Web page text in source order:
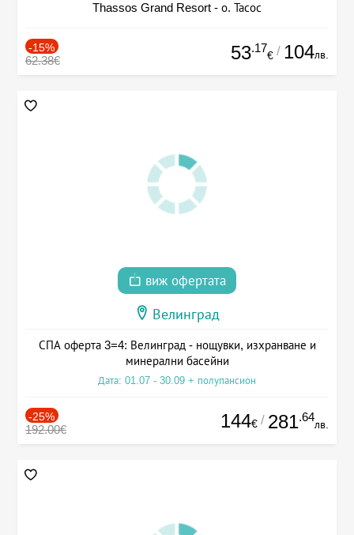
Thassos Grand Resort - о. Тасос
-15%
62.38€ 53.17
€ / 104лв.
виж офертата
Велинград
СПА оферта 3=4: Велинград - нощувки, изхранване и
минерални басейни
Дата: 01.07 - 30.09 + полупансион
-25%
192.00€ 144€ / 281.64
лв.